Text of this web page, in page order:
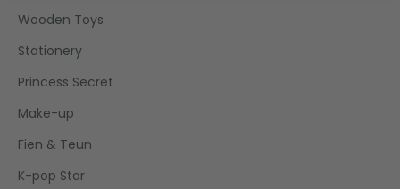
Wooden Toys
Stationery
Princess Secret
Make-up
Fien & Teun
K-pop Star